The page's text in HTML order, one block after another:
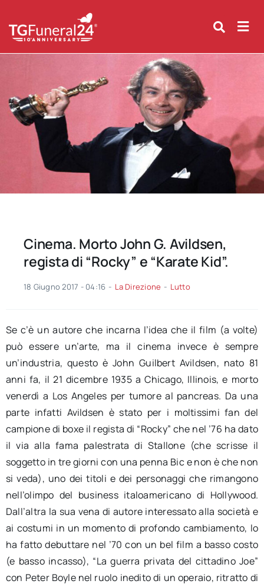
content
Cinema. Morto John G. Avildsen,
regista di “Rocky” e “Karate Kid”.
18 Giugno 2017 - 04:16 - La Direzione - Lutto
Se c’è un autore che incarna l’idea che il film (a volte)
può essere un’arte, ma il cinema invece è sempre
un’industria, questo è John Guilbert Avildsen, nato 81
anni fa, il 21 dicembre 1935 a Chicago, Illinois, e morto
venerdì a Los Angeles per tumore al pancreas. Da una
parte infatti Avildsen è stato per i moltissimi fan del
campione di boxe il regista di “Rocky” che nel ’76 ha dato
il via alla fama palestrata di Stallone (che scrisse il
soggetto in tre giorni con una penna Bic e non è che non
si veda), uno dei titoli e dei personaggi che rimangono
nell’olimpo del business italoamericano di Hollywood.
Dall’altra la sua vena di autore interessato alla società e
ai costumi in un momento di profondo cambiamento, lo
ha fatto debuttare nel ’70 con un bel film a basso costo
(e basso incasso), “La guerra privata del cittadino Joe”
con Peter Boyle nel ruolo inedito di un operaio, ritratto di